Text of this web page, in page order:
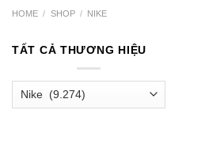
HOME / SHOP / NIKE
TẤT CẢ THƯƠNG HIỆU